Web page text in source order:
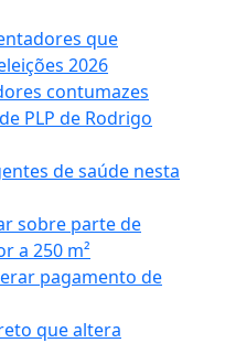
que
2026
contumazes
PLP de Rodrigo
de saúde nesta
sobre parte de
a 250 m²
pagamento de
que altera